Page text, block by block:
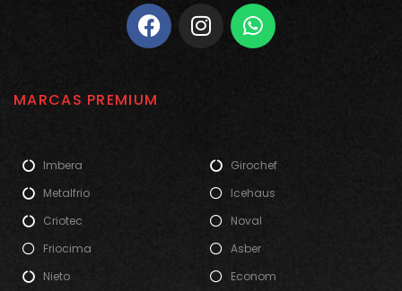
MARCAS PREMIUM
Imbera
Metalfrio
Criotec
Friocima
Nieto
Girochef
Icehaus
Noval
Asber
Econom